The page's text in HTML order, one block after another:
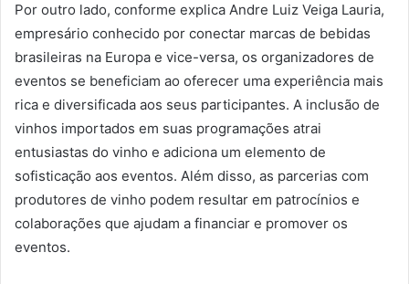
Por outro lado, conforme explica Andre Luiz Veiga Lauria,
empresário conhecido por conectar marcas de bebidas
brasileiras na Europa e vice-versa, os organizadores de
eventos se beneficiam ao oferecer uma experiência mais
rica e diversificada aos seus participantes. A inclusão de
vinhos importados em suas programações atrai
entusiastas do vinho e adiciona um elemento de
sofisticação aos eventos. Além disso, as parcerias com
produtores de vinho podem resultar em patrocínios e
colaborações que ajudam a financiar e promover os
eventos.